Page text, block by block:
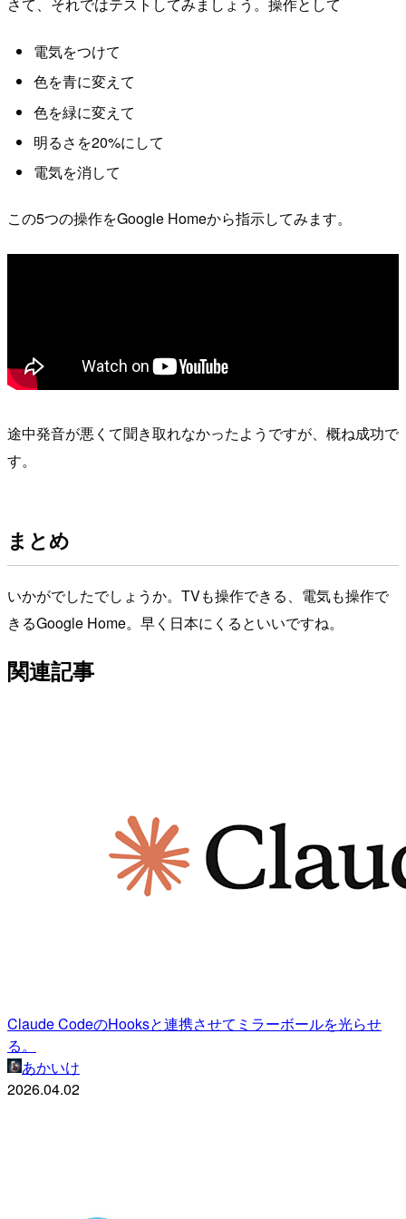
さて、それではテストしてみましょう。操作として
電気をつけて
色を青に変えて
色を緑に変えて
明るさを20%にして
電気を消して
この5つの操作をGoogle Homeから指示してみます。
途中発音が悪くて聞き取れなかったようですが、概ね成功で
す。
まとめ
いかがでしたでしょうか。TVも操作できる、電気も操作で
きるGoogle Home。早く日本にくるといいですね。
関連記事
Claude CodeのHooksと連携させてミラーボールを光らせ
る。
あかいけ
2026.04.02